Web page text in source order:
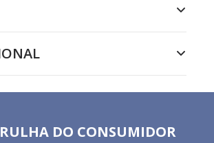
DO CONSUMIDOR